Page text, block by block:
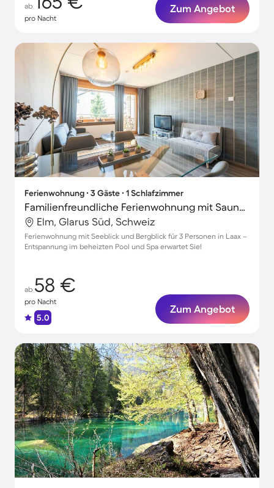
ab
pro Nacht
Zum Angebot
Ferienwohnung ∙ 3 Gäste ∙ 1 Schlafzimmer
Familienfreundliche Ferienwohnung mit Sauna und beheiztem Pool | Seeblick
Elm, Glarus Süd, Schweiz
Ferienwohnung mit Seeblick und Bergblick für 3 Personen in Laax –
Entspannung im beheizten Pool und Spa erwartet Sie!
ab 58 €
pro Nacht
5.0
Zum Angebot